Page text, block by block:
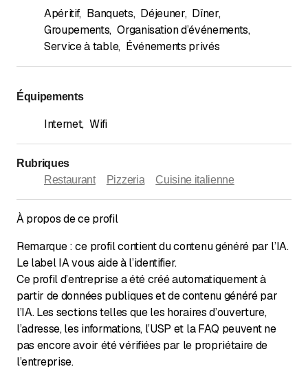
Apéritif, Banquets, Déjeuner, Dîner,
Groupements, Organisation d’événements,
Service à table, Événements privés
Équipements
Internet, Wifi
Rubriques
Restaurant
Pizzeria Cuisine italienne
À propos de ce profil
Remarque : ce profil contient du contenu généré par l’IA.
Le label IA vous aide à l’identifier.
Ce profil d’entreprise a été créé automatiquement à
partir de données publiques et de contenu généré par
l’IA. Les sections telles que les horaires d’ouverture,
l’adresse, les informations, l’USP et la FAQ peuvent ne
pas encore avoir été vérifiées par le propriétaire de
l’entreprise.